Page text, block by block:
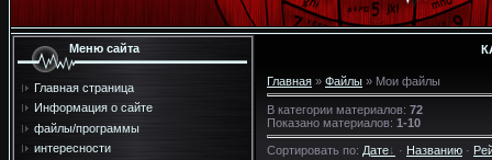
Меню сайта
Главная страница
Информация о сайте
файлы/программы
интересности
Главная » Файлы » Мои файлы
В категории материалов: 72
Показано материалов: 1-10
Сортировать по: Дате · Названию ·